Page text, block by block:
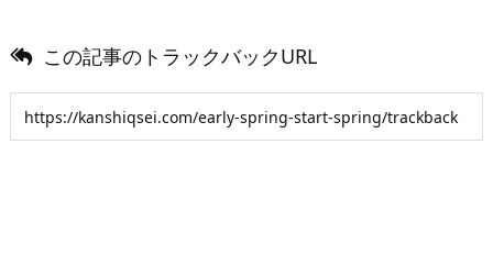
この記事のトラックバックURL